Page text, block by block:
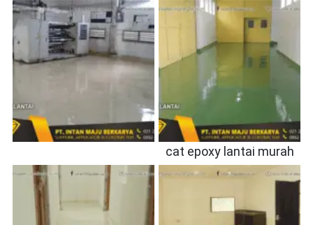
cat epoxy lantai murah